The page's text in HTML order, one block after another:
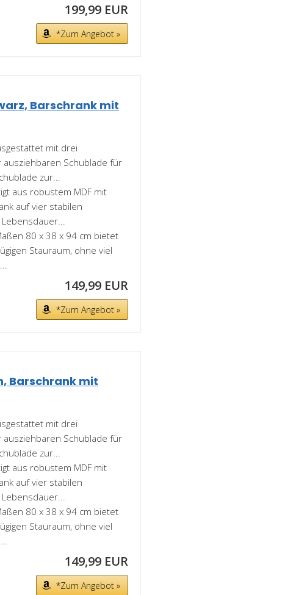
199,99 EUR
*Zum Angebot »
Barschrank mit
mit drei
Schublade für
zur...
aus robustem MDF mit
auf vier stabilen
80 x 38 x 94 cm bietet
Stauraum, ohne viel
149,99 EUR
*Zum Angebot »
Barschrank mit
mit drei
Schublade für
zur...
aus robustem MDF mit
auf vier stabilen
80 x 38 x 94 cm bietet
Stauraum, ohne viel
149,99 EUR
*Zum Angebot »